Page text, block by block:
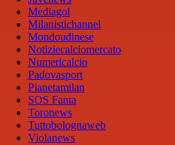
Mediagol
Milanistichannel
Mondoudinese
Notiziecalciomercato
Numericalcio
Padovasport
Pianetamilan
SOS Fanta
Toronews
Tuttobolognaweb
Violanews